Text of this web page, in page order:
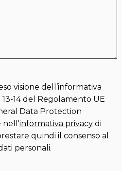
visione dell’informativa
14 del Regolamento UE
Data Protection
nell'informativa privacy di
quindi il consenso al
personali.